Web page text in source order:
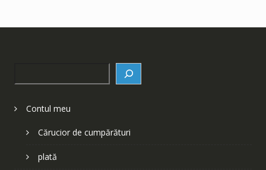
Contul meu
Cărucior de cumpărături
plată